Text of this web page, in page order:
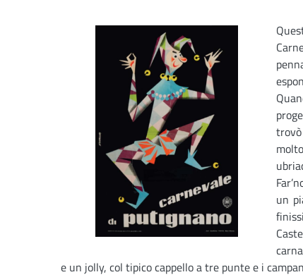
un
e un jolly, col tipico cappello a tre punte e i